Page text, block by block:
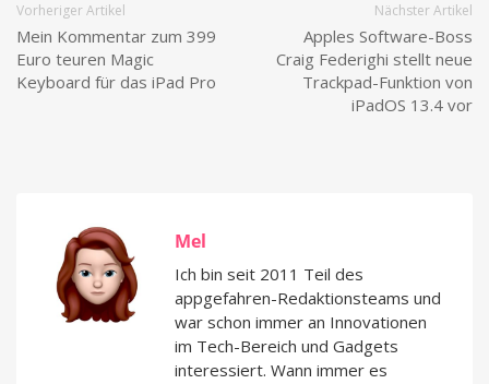
Vorheriger Artikel
Mein Kommentar zum 399
Euro teuren Magic
Keyboard für das iPad Pro
Nächster Artikel
Apples Software-Boss
Craig Federighi stellt neue
Trackpad-Funktion von
iPadOS 13.4 vor
Mel
Ich bin seit 2011 Teil des
appgefahren-Redaktionsteams und
war schon immer an Innovationen
im Tech-Bereich und Gadgets
interessiert. Wann immer es